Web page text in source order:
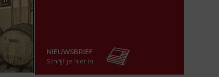
NIEUWSBRIEF
Schrijf je hier in